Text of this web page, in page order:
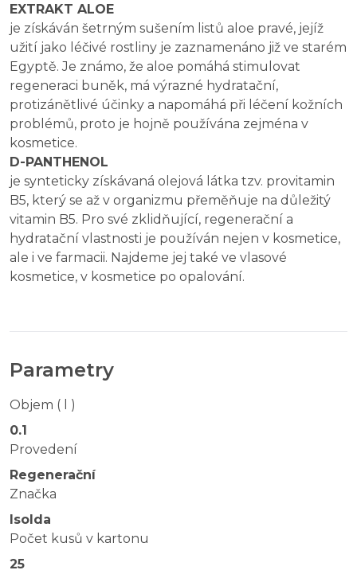
EXTRAKT ALOE
je získáván šetrným sušením listů aloe pravé, jejíž
užití jako léčivé rostliny je zaznamenáno již ve starém
Egyptě. Je známo, že aloe pomáhá stimulovat
regeneraci buněk, má výrazné hydratační,
protizánětlivé účinky a napomáhá při léčení kožních
problémů, proto je hojně používána zejména v
kosmetice.
D-PANTHENOL
je synteticky získávaná olejová látka tzv. provitamin
B5, který se až v organizmu přeměňuje na důležitý
vitamin B5. Pro své zklidňující, regenerační a
hydratační vlastnosti je používán nejen v kosmetice,
ale i ve farmacii. Najdeme jej také ve vlasové
kosmetice, v kosmetice po opalování.
Parametry
Objem ( l )
0.1
Provedení
Regenerační
Značka
Isolda
Počet kusů v kartonu
25